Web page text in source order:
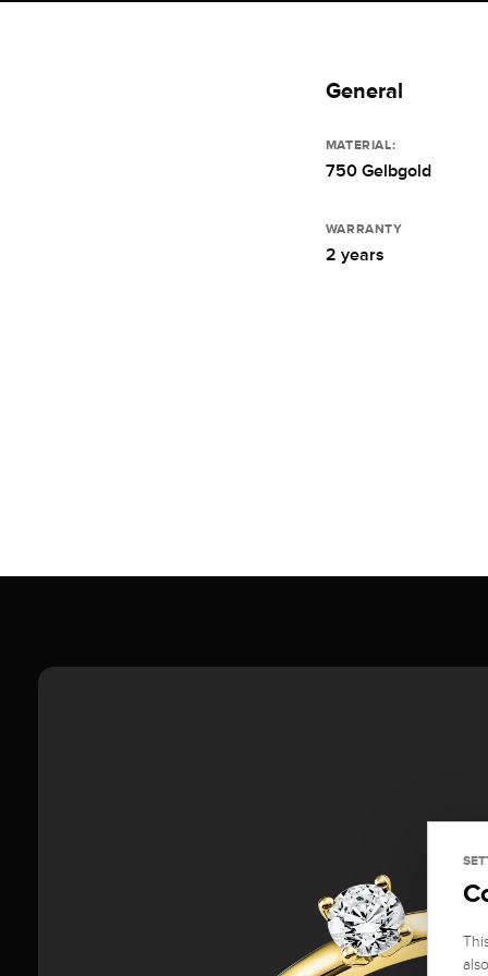
General
MATERIAL:
750 Gelbgold
WARRANTY
2 years